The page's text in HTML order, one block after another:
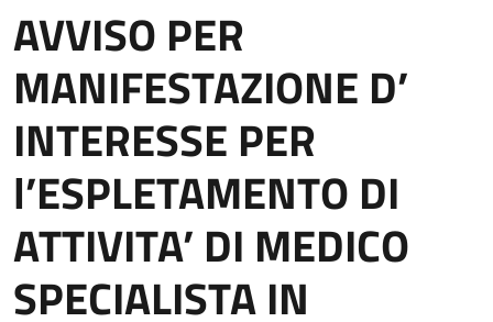
AVVISO PER
MANIFESTAZIONE D’
INTERESSE PER
l’ESPLETAMENTO DI
ATTIVITA’ DI MEDICO
SPECIALISTA IN